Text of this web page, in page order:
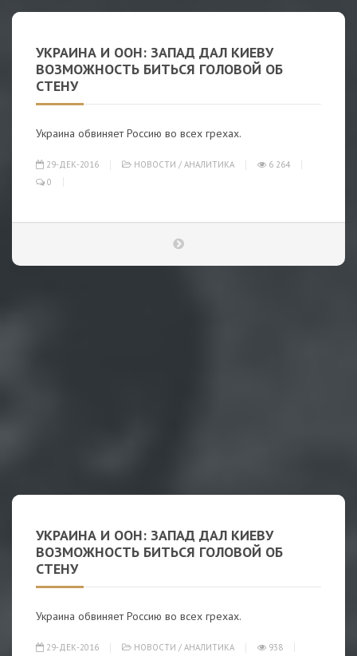
УКРАИНА И ООН: ЗАПАД ДАЛ КИЕВУ
ВОЗМОЖНОСТЬ БИТЬСЯ ГОЛОВОЙ ОБ
СТЕНУ
Украина обвиняет Россию во всех грехах.
29-ДЕК-2016 НОВОСТИ / АНАЛИТИКА
6 264
0
УКРАИНА И ООН: ЗАПАД ДАЛ КИЕВУ
ВОЗМОЖНОСТЬ БИТЬСЯ ГОЛОВОЙ ОБ
СТЕНУ
Украина обвиняет Россию во всех грехах.
29-ДЕК-2016 НОВОСТИ / АНАЛИТИКА 938